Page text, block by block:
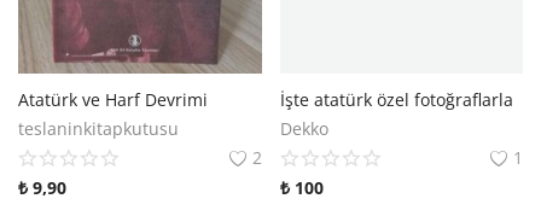
Atatürk ve Harf Devrimi
teslaninkitapkutusu
2
₺ 9,90
İşte atatürk özel fotoğraflarla
Dekko
1
₺100